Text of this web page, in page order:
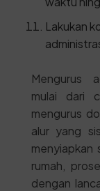
Lakukan
Mengurus
mulai dari
mengurus
alur yang
menyiapkan
rumah,
dengan